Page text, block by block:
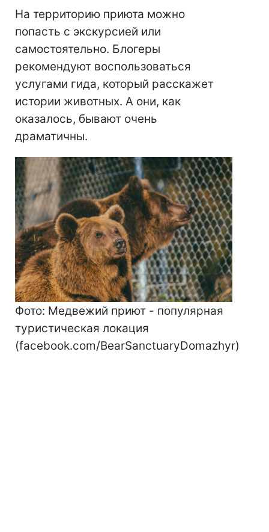
На территорию приюта можно
попасть с экскурсией или
самостоятельно. Блогеры
рекомендуют воспользоваться
услугами гида, который расскажет
истории животных. А они, как
оказалось, бывают очень
драматичны.
Фото: Медвежий приют - популярная
туристическая локация
(facebook.com/BearSanctuaryDomazhyr)